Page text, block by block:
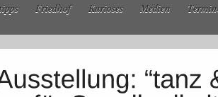
Friedhof Kurioses Medien